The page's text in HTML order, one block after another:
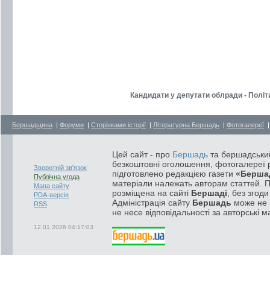
Кандидати у депутати облради -
Бершадщина | Форуми | Сторінками історії | Літературна Бершадь | Фотогалереї
Зворотній зв'язок
Публічна угода
Мапа сайту
PDA-версія
RSS
12.01.2026 04:17:03
Цей сайт - про Бершадь та
безкоштовні оголошення, фотогалереї
підготовлено редакцією газети
матеріали належать авторам статтей.
розміщена на сайті Бершаді , без
Адміністрація сайту Бершадь може не
не несе відповідальності за авторські